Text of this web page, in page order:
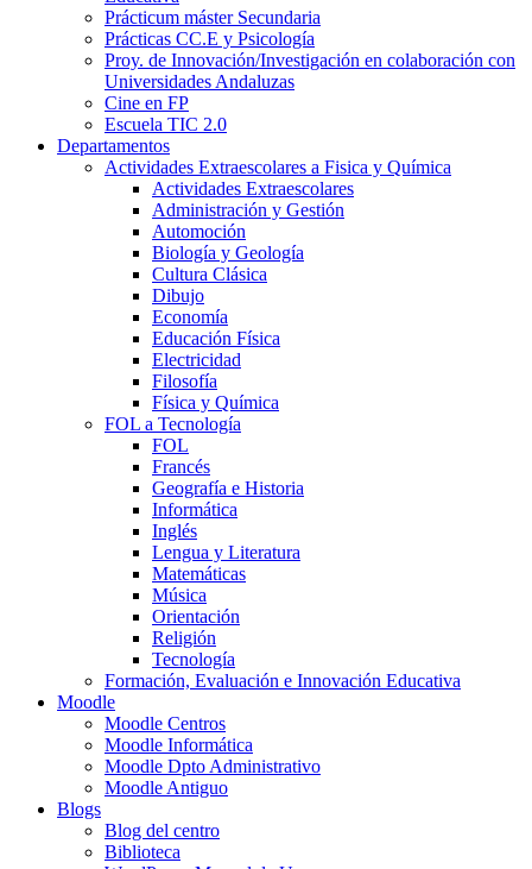
Prácticum máster Secundaria
Prácticas CC.E y Psicología
Proy. de Innovación/Investigación en colaboración con
Universidades Andaluzas
Cine en FP
Escuela TIC 2.0
Departamentos
Actividades Extraescolares a Fisica y Química
Actividades Extraescolares
Administración y Gestión
Automoción
Biología y Geología
Cultura Clásica
Dibujo
Economía
Educación Física
Electricidad
Filosofía
Física y Química
FOL a Tecnología
FOL
Francés
Geografía e Historia
Informática
Inglés
Lengua y Literatura
Matemáticas
Música
Orientación
Religión
Tecnología
Formación, Evaluación e Innovación Educativa
Moodle
Moodle Centros
Moodle Informática
Moodle Dpto Administrativo
Moodle Antiguo
Blogs
Blog del centro
Biblioteca